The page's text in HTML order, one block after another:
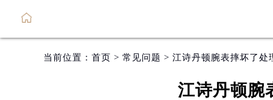
当前位置： 首页 > 常见问题 > 江诗丹顿腕表摔坏了处
江诗丹顿腕